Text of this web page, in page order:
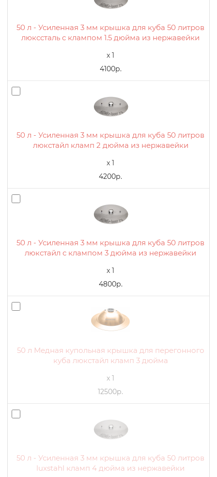
50 л - Усиленная 3 мм крышка для куба 50 литров
люкссталь с клампом 1.5 дюйма из нержавейки
x 1
4100р.
50 л - Усиленная 3 мм крышка для куба 50 литров
люкстайл кламп 2 дюйма из нержавейки
x 1
4200р.
50 л - Усиленная 3 мм крышка для куба 50 литров
люкстайл с клампом 3 дюйма из нержавейки
x 1
4800р.
50 л Медная купольная крышка для перегонного
куба люкстайл кламп 3 дюйма
x 1
12500р.
50 л - Усиленная 3 мм крышка для куба 50 литров
luxstahl кламп 4 дюйма из нержавейки